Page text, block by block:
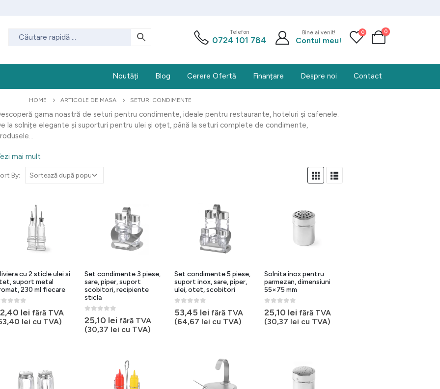
Telefon
0724 101 784
Bine ai venit!
Contul meu!
0 0
Noutăți Blog Cerere Ofertă Finanțare Despre noi Contact
HOME ARTICOLE DE MASA SETURI CONDIMENTE
gama noastră de seturi pentru condimente, ideale pentru restaurante, hoteluri și cafenele.
la solnițe elegante și suporturi pentru ulei și oțet, până la seturi complete de condimente,
mai mult
By:
cu 2 sticle ulei si
suport metal
230 ml fiecare
lei fără TVA
lei cu TVA)
Set condimente 3 piese,
sare, piper, suport
scobitori, recipiente
sticla
25,10 lei fără TVA
(30,37 lei cu TVA)
Set condimente 5 piese,
suport inox, sare, piper,
ulei, otet, scobitori
53,45 lei fără TVA
(64,67 lei cu TVA)
Solnita inox pentru
parmezan, dimensiuni
55×75 mm
25,10 lei fără TVA
(30,37 lei cu TVA)